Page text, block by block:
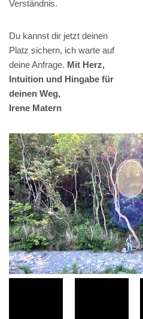
Verständnis.
Du kannst dir jetzt deinen
Platz sichern, ich warte auf
deine Anfrage. Mit Herz,
Intuition und Hingabe für
deinen Weg,
Irene Matern